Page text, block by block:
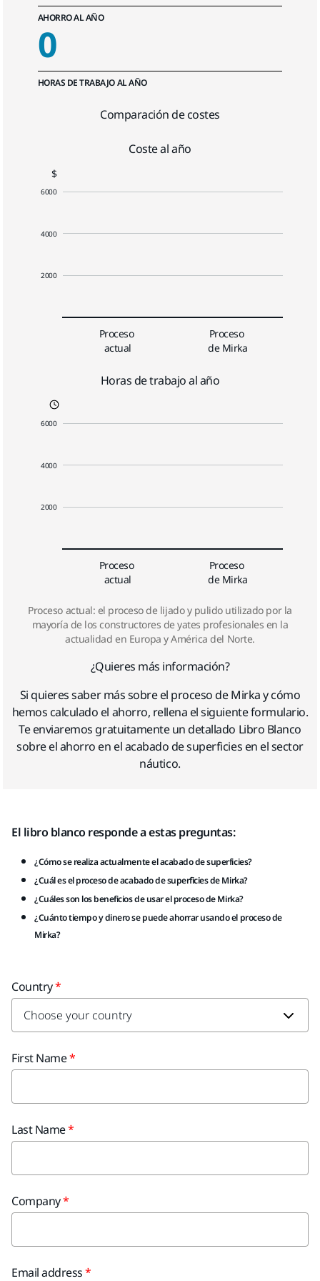
AHORRO AL AÑO
0
HORAS DE TRABAJO AL AÑO
Comparación de costes
Coste al año
$
2000
4000
6000
Proceso
actual
Proceso
de Mirka
Horas de trabajo al año
2000
4000
6000
Proceso
actual
Proceso
de Mirka
Proceso actual: el proceso de lijado y pulido utilizado por la
mayoría de los constructores de yates profesionales en la
actualidad en Europa y América del Norte.
¿Quieres más información?
Si quieres saber más sobre el proceso de Mirka y cómo
hemos calculado el ahorro, rellena el siguiente formulario.
Te enviaremos gratuitamente un detallado Libro Blanco
sobre el ahorro en el acabado de superficies en el sector
náutico.
El libro blanco responde a estas preguntas:
¿Cómo se realiza actualmente el acabado de superficies?
¿Cuál es el proceso de acabado de superficies de Mirka?
¿Cuáles son los beneficios de usar el proceso de Mirka?
¿Cuánto tiempo y dinero se puede ahorrar usando el proceso de
Mirka?
Country
First Name
Last Name
Company
Email address